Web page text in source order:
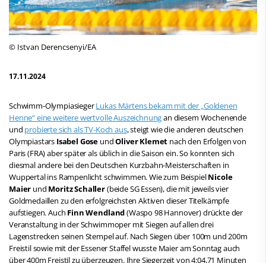
© Istvan Derencsenyi/EA
17.11.2024
Schwimm-OlympiasiegerLukas Märtens bekam mit der „Goldenen
Henne“ eine weitere wertvolle Auszeichnungan diesem Wochenende
und probierte sich als TV-Koch aus, steigt wie die anderen deutschen
Olympiastars Isabel Gose undOliver Klemet nach den Erfolgen von
Paris (FRA) aber später als üblich in die Saison ein. So konnten sich
diesmal andere bei den Deutschen Kurzbahn-Meisterschaften in
Wuppertal ins Rampenlicht schwimmen. Wie zum BeispielNicole
Maier und Moritz Schaller(beide SG Essen), die mit jeweils vier
Goldmedaillen zu den erfolgreichsten Aktiven dieser Titelkämpfe
aufstiegen. Auch Finn Wendland(Waspo 98 Hannover) drückte der
Veranstaltung in der Schwimmoper mit Siegen auf allen drei
Lagenstrecken seinen Stempel auf. Nach Siegen über 100m und 200m
Freistil sowie mit der Essener Staffel wusste Maier am Sonntag auch
über 400m Freistil zu überzeugen. Ihre Siegerzeit von 4:04,71 Minuten